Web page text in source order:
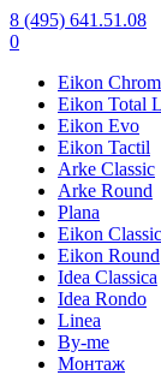
8 (495) 641.51.08
0
Eikon
Eikon Total
Eikon Evo
Eikon Tactil
Arke Classic
Arke Round
Plana
Eikon Classic
Eikon Round
Idea Classica
Idea Rondo
Linea
By-me
Монтаж